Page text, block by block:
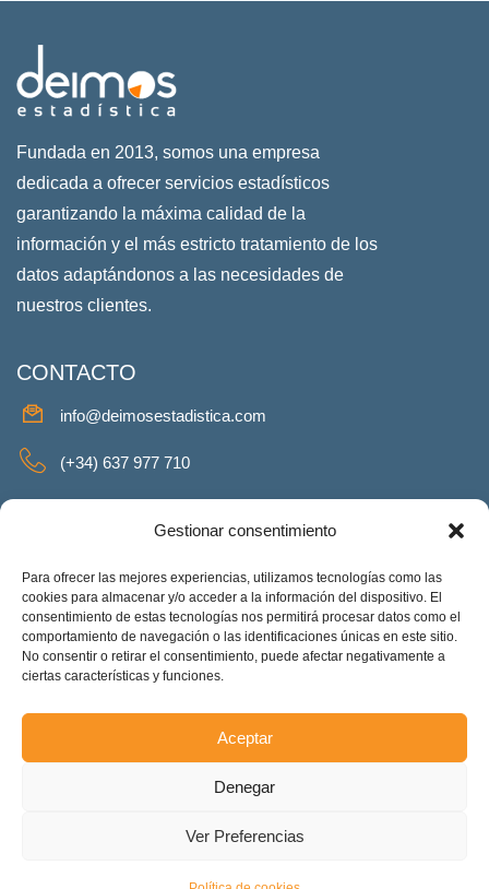
Gestionar consentimiento
Para ofrecer las mejores experiencias, utilizamos tecnologías como las
cookies para almacenar y/o acceder a la información del dispositivo. El
consentimiento de estas tecnologías nos permitirá procesar datos como el
comportamiento de navegación o las identificaciones únicas en este sitio.
No consentir o retirar el consentimiento, puede afectar negativamente a
ciertas características y funciones.
Aceptar
Denegar
Ver Preferencias
Fundada en 2013, somos una empresa
dedicada a ofrecer servicios estadísticos
garantizando la máxima calidad de la
información y el más estricto tratamiento de los
datos adaptándonos a las necesidades de
nuestros clientes.
CONTACTO
info@deimosestadistica.com
(+34) 637 977 710
REDES SOCIALES
Facebook Twitter Linkeding Instagram
Deimos Estadística S.L. – ES-B90375460. Copyright © 2025.
Todos los derechos reservados.